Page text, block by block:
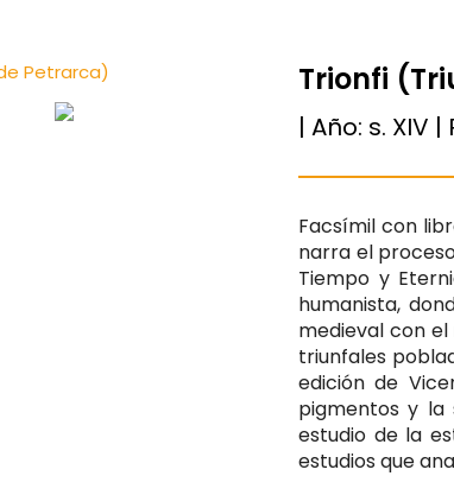
Trionfi
| Año: s. XIV |
Facsímil con
narra el
Tiempo y
humanista,
medieval con
triunfales
edición de
pigmentos y la
estudio de la
estudios que